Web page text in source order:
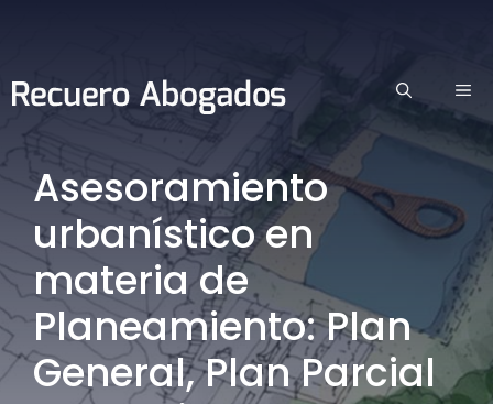
contenido
Asesoramiento
urbanístico en
materia de
Planeamiento: Plan
General, Plan Parcial